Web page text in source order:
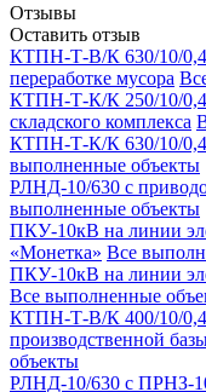
Отзывы
Оставить отзыв
КТПН-Т-В/К 630/10/
переработке мусора
КТПН-Т-К/К 250/10/0,4
складского комплекса
КТПН-Т-К/К 630/10/
выполненные объекты
РЛНД-10/630 с
выполненные объекты
ПКУ-10кВ на линии
«Монетка» Все
ПКУ-10кВ на линии
Все выполненные
КТПН-Т-В/К 400/10/0,4
производственной
объекты
РЛНД-10/630 с ПРНЗ-